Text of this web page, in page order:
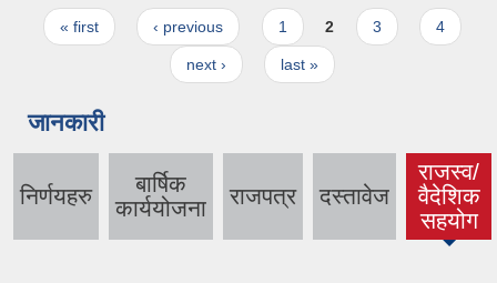
Pages
« first ‹ previous 1 2 3 4
next › last »
जानकारी
निर्णयहरु
बार्षिक
कार्ययोजना
राजपत्र दस्तावेज
राजस्व/
वैदेशिक
सहयोग
(active
tab)